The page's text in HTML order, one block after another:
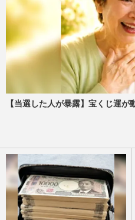
週刊女性2026年7
愛子さまと佳
アで「姉妹コ
茶会で見せた
週刊女性PRIME
《佳子さまの
【当選した人が暴露】宝くじ運